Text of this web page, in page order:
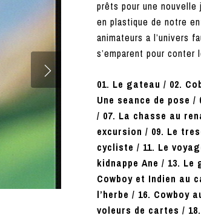
prêts pour une
en plastique de notre
animateurs a l’univers
s’emparent pour
01. Le gateau / 02.
Une seance de pose /
/ 07. La chasse au
excursion / 09. Le
cycliste / 11. Le
kidnappe Ane / 13. Le
Cowboy et Indien au
l’herbe / 16. Cowboy
voleurs de cartes /